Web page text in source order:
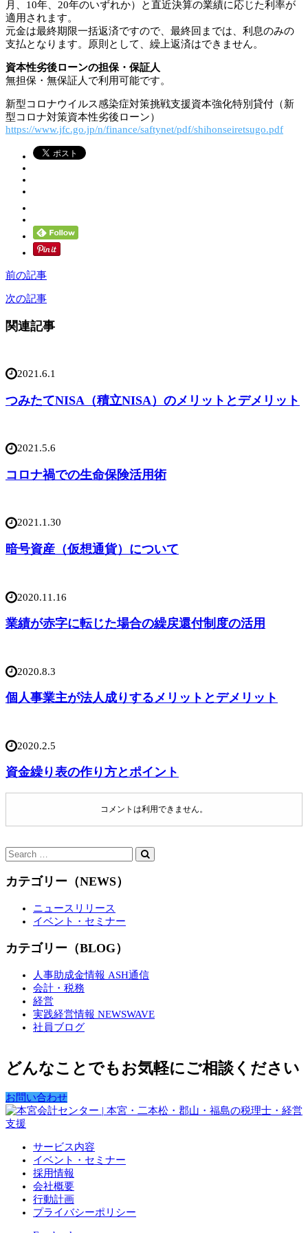
月、10年、20年のいずれか）と直近決算の業績に応じた利率が
適用されます。
元金は最終期限一括返済ですので、最終回までは、利息のみの
支払となります。原則として、繰上返済はできません。
資本性劣後ローンの担保・保証人
無担保・無保証人で利用可能です。
新型コロナウイルス感染症対策挑戦支援資本強化特別貸付（新
型コロナ対策資本性劣後ローン）
https://www.jfc.go.jp/n/finance/saftynet/pdf/shihonseiretsugo.pdf
前の記事
次の記事
関連記事
2021.6.1
つみたてNISA（積立NISA）のメリットとデメリット
2021.5.6
コロナ禍での生命保険活用術
2021.1.30
暗号資産（仮想通貨）について
2020.11.16
業績が赤字に転じた場合の繰戻還付制度の活用
2020.8.3
個人事業主が法人成りするメリットとデメリット
2020.2.5
資金繰り表の作り方とポイント
コメントは利用できません。
カテゴリー（NEWS）
ニュースリリース
イベント・セミナー
カテゴリー（BLOG）
人事助成金情報 ASH通信
会計・税務
経営
実践経営情報 NEWSWAVE
社員ブログ
どんなことでもお気軽にご相談ください
お問い合わせ
サービス内容
イベント・セミナー
採用情報
会社概要
行動計画
プライバシーポリシー